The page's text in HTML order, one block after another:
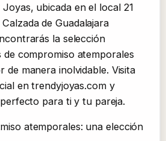
ubicada en el local 21
de Guadalajara
la selección
de compromiso atemporales
de manera inolvidable. Visita
en trendyjoyas.com y
para ti y tu pareja.
atemporales: una elección